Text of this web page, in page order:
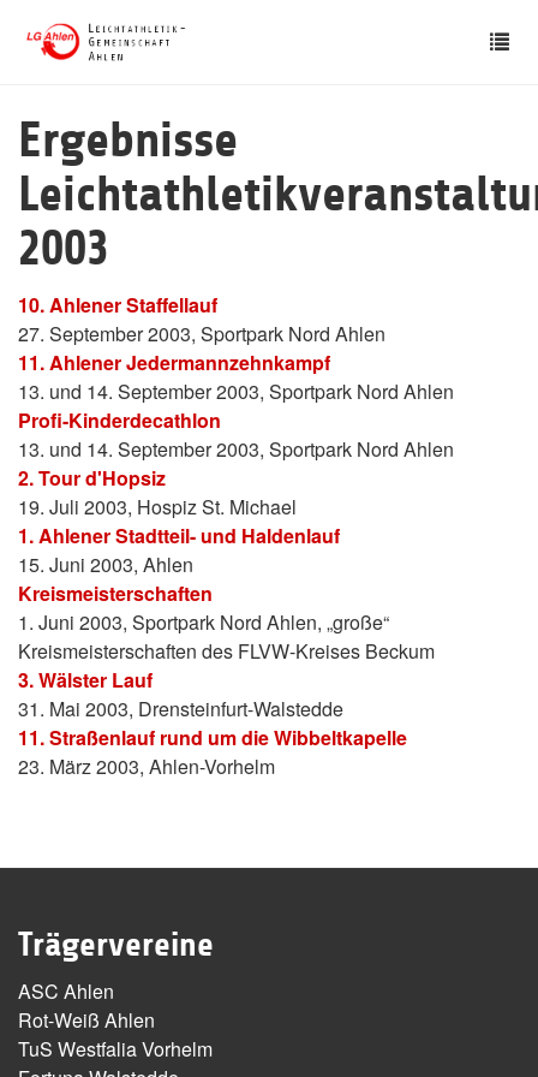
Ergebnisse
2003
10. Ahlener Staffellauf
27. September 2003, Sportpark Nord Ahlen
11. Ahlener Jedermannzehnkampf
13. und 14. September 2003, Sportpark Nord Ahlen
Profi-Kinderdecathlon
13. und 14. September 2003, Sportpark Nord Ahlen
2. Tour d'Hopsiz
19. Juli 2003, Hospiz St. Michael
1. Ahlener Stadtteil- und Haldenlauf
15. Juni 2003, Ahlen
Kreismeisterschaften
1. Juni 2003, Sportpark Nord Ahlen, „große“
Kreismeisterschaften des FLVW-Kreises Beckum
3. Wälster Lauf
31. Mai 2003, Drensteinfurt-Walstedde
11. Straßenlauf rund um die Wibbeltkapelle
23. März 2003, Ahlen-Vorhelm
Trägervereine
ASC Ahlen
Rot-Weiß Ahlen
TuS Westfalia Vorhelm